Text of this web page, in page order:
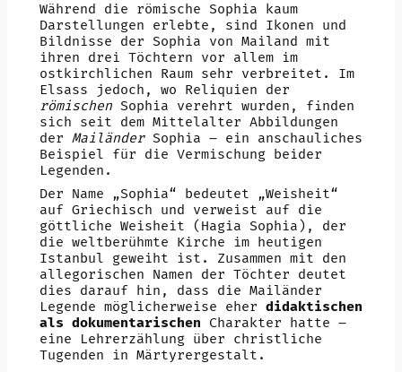
Während die römische Sophia kaum
Darstellungen erlebte, sind Ikonen und
Bildnisse der Sophia von Mailand mit
ihren drei Töchtern vor allem im
ostkirchlichen Raum sehr verbreitet. Im
Elsass jedoch, wo Reliquien der
römischenSophia verehrt wurden, finden
sich seit dem Mittelalter Abbildungen
der MailänderSophia – ein anschauliches
Beispiel für die Vermischung beider
Legenden.
Der Name „Sophia“ bedeutet „Weisheit“
auf Griechisch und verweist auf die
göttliche Weisheit (Hagia Sophia), der
die weltberühmte Kirche im heutigen
Istanbul geweiht ist. Zusammen mit den
allegorischen Namen der Töchter deutet
dies darauf hin, dass die Mailänder
Legende möglicherweise eher didaktischen
als dokumentarischen Charakter hatte –
eine Lehrerzählung über christliche
Tugenden in Märtyrergestalt.